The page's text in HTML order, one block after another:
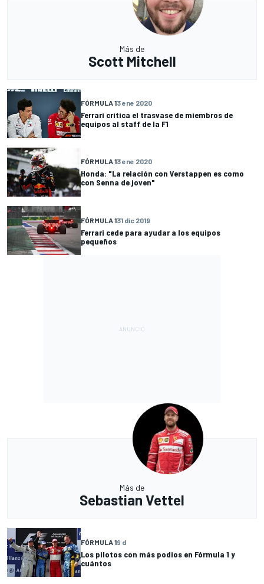
Más de
Scott Mitchell
FÓRMULA 13 ene 2020
Ferrari critica el trasvase de miembros de
equipos al staff de la F1
FÓRMULA 13 ene 2020
Honda: "La relación con Verstappen es como
con Senna de joven"
FÓRMULA 131 dic 2019
Ferrari cede para ayudar a los equipos
pequeños
Más de
Sebastian Vettel
FÓRMULA 19 d
Los pilotos con más podios en Fórmula 1 y
cuántos